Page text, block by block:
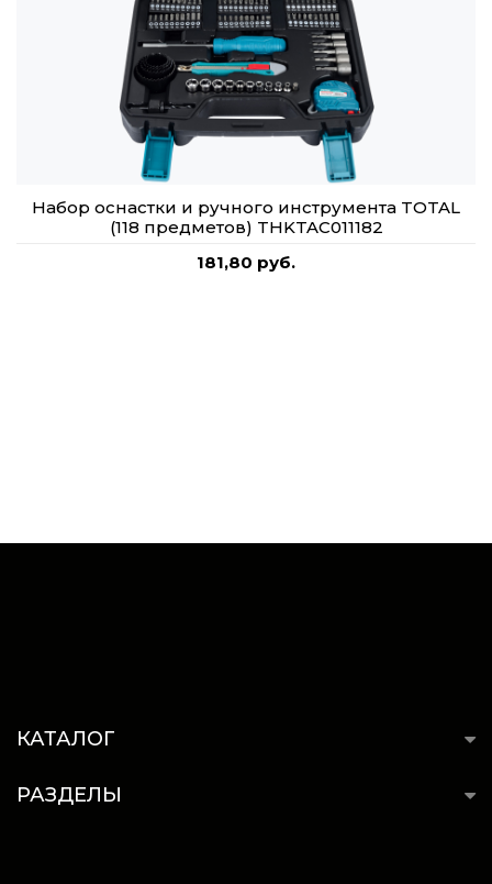
Набор оснастки и ручного инструмента TOTAL
(118 предметов) THKTAC011182
181,80 руб.
КАТАЛОГ
РАЗДЕЛЫ